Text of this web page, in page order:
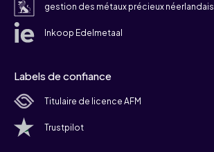
gestion des métaux précieux néerlandais
Inkoop Edelmetaal
Labels de confiance
Titulaire de licence AFM
Trustpilot